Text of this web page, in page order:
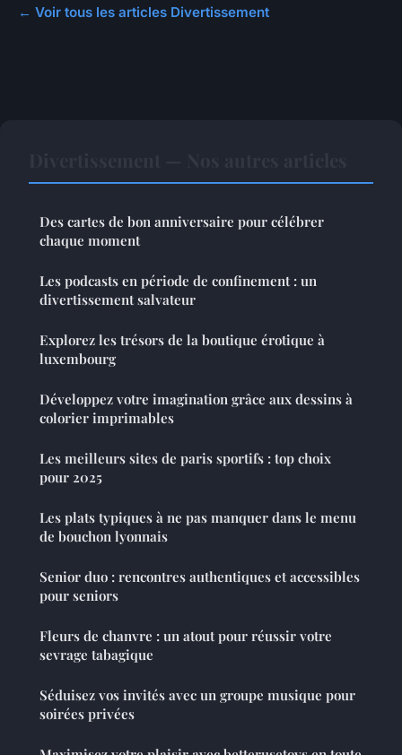
← Voir tous les articles Divertissement
Des cartes de bon anniversaire pour célébrer
chaque moment
Les podcasts en période de confinement : un
divertissement salvateur
Explorez les trésors de la boutique érotique à
luxembourg
Développez votre imagination grâce aux dessins à
colorier imprimables
Les meilleurs sites de paris sportifs : top choix
pour 2025
Les plats typiques à ne pas manquer dans le menu
de bouchon lyonnais
Senior duo : rencontres authentiques et accessibles
pour seniors
Fleurs de chanvre : un atout pour réussir votre
sevrage tabagique
Séduisez vos invités avec un groupe musique pour
soirées privées